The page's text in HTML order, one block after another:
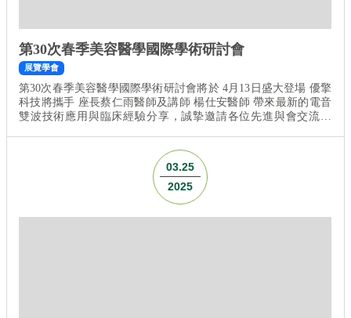
第30次春季美容醫學國際學術研討會
展覽學會
第30次春季美容醫學國際學術研討會將於 4月13日盛大登場 優擎
科技將攜手 座長蔡仁雨醫師及講師 楊仕安醫師 帶來最新的電音
雙波技術應用與臨床經驗分享，誠摯邀請各位先進與會交流。
音雙波的多效臨床應用》 座長｜蔡仁雨皮膚科診所 蔡仁雨 醫師
講師｜粹究美學診所 楊仕安...
03.25
2025